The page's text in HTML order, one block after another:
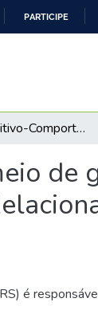
PARTICIPE
Terapia Cognitivo-Comportamental Familiar por meio de grupos multifamiliares no tratamento para o Transtorno Relacionado a Substâncias
de
é